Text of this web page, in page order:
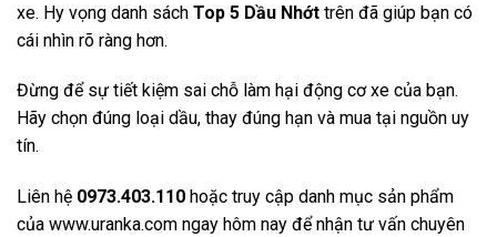
xe. Hy vọng danh sách Top 5 Dầu Nhớt trên đã giúp bạn có
cái nhìn rõ ràng hơn.
Đừng để sự tiết kiệm sai chỗ làm hại động cơ xe của bạn.
Hãy chọn đúng loại dầu, thay đúng hạn và mua tại nguồn uy
tín.
Liên hệ 0973.403.110 hoặc truy cập danh mục sản phẩm
của www.uranka.com ngay hôm nay để nhận tư vấn chuyên